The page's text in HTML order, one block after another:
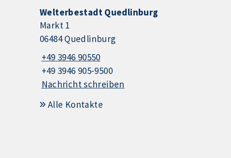
Welterbestadt Quedlinburg
Markt 1
06484 Quedlinburg
+49 3946 90550
+49 3946 905-9500
Nachricht schreiben
Alle Kontakte